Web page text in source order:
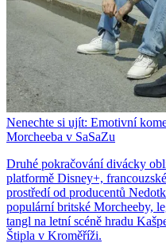
Nenechte si ujít: Emotivní
Morcheeba v SaSaZu
Druhé pokračování divácky
platformě Disney+,
prostředí od producentů
populární britské Morcheeby,
tangl na letní scéně hradu
Štipla v Kroměříži.